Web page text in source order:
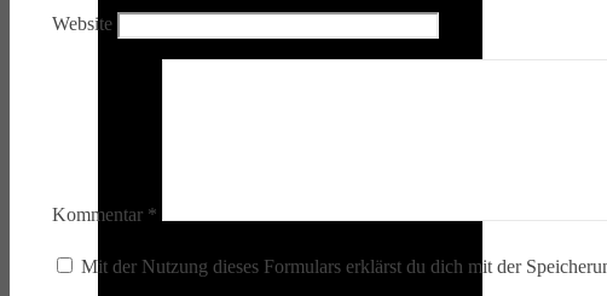
Website
Kommentar *
Mit der Nutzung dieses Formulars erklärst du dich mit der